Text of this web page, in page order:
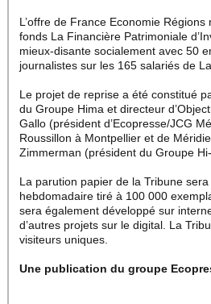
L’offre de France Economie
fonds La Financière Patrimoniale
mieux-disante socialement avec 50
journalistes sur les 165 salariés de
Le projet de reprise a été constitué
du Groupe Hima et directeur
Gallo (président d’Ecopresse/JCG
Roussillon à Montpellier et de
Zimmerman (président du Groupe
La parution papier de la Tribune
hebdomadaire tiré à 100 000
sera également développé sur
d’autres projets sur le digital. La
visiteurs uniques.
Une publication du groupe